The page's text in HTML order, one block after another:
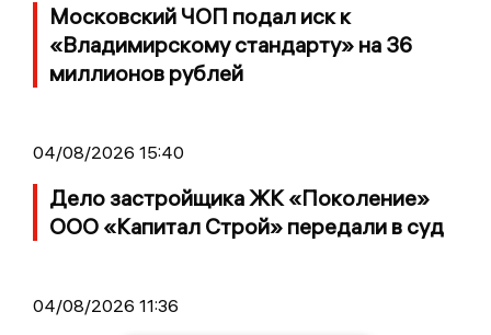
Московский ЧОП подал иск к
«Владимирскому стандарту» на 36
миллионов рублей
04/08/2026 15:40
Дело застройщика ЖК «Поколение»
ООО «Капитал Строй» передали в суд
04/08/2026 11:36